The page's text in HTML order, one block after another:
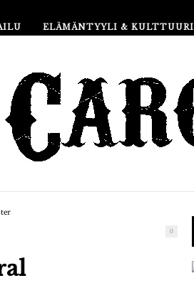
ELÄMÄNTYYLI & KULTTUURI
0